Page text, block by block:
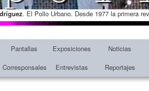
. El Pollo Urbano. Desde 1977 la primera
Pantallas Exposiciones Noticias
Corresponsales Entrevistas Reportajes